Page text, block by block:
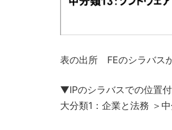
表の出所 FEのシラバス
▼IPのシラバスでの位置
大分類1：企業と法務 ＞